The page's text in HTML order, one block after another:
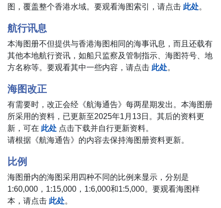
图，覆盖整个香港水域。要观看海图索引，请点击 此处。
航行讯息
本海图册不但提供与香港海图相同的海事讯息，而且还载有
其他本地航行资讯，如船只监察及管制指示、海图符号、地
方名称等。要观看其中一些内容，请点击 此处。
海图改正
有需要时，改正会经《航海通告》每两星期发出。本海图册
所采用的资料，已更新至2025年1月13日。其后的资料更
新，可在 此处 点击下载并自行更新资料。
请根据《航海通告》的内容去保持海图册资料更新。
比例
海图册内的海图采用四种不同的比例来显示，分别是
1:60,000，1:15,000，1:6,000和1:5,000。要观看海图样
本，请点击 此处。